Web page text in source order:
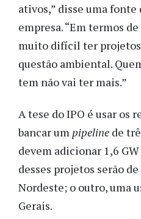
ativos,” disse uma fonte
empresa. “Em termos
muito difícil ter projetos
questão ambiental.
tem não vai ter mais.”
A tese do IPO é usar os
bancar um pipeline de
devem adicionar 1,6
desses projetos serão
Nordeste; o outro, uma
Gerais.